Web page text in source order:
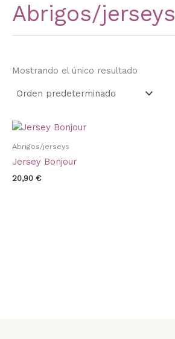
Abrigos/jerseys
Mostrando el único resultado
Abrigos/jerseys
Jersey Bonjour
20,90 €